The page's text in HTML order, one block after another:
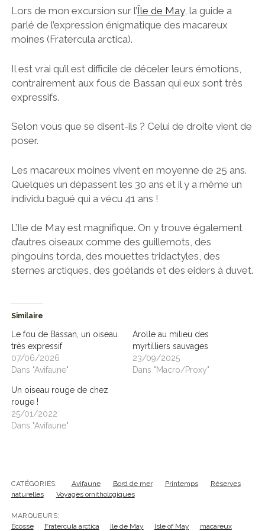
Lors de mon excursion sur l’Île de May, la guide a
parlé de l’expression énigmatique des macareux
moines (Fratercula arctica).
Il est vrai qu’il est difficile de déceler leurs émotions,
contrairement aux fous de Bassan qui eux sont très
expressifs.
Selon vous que se disent-ils ? Celui de droite vient de
poser.
Les macareux moines vivent en moyenne de 25 ans.
Quelques un dépassent les 30 ans et il y a même un
individu bagué qui a vécu 41 ans !
L’Ile de May est magnifique. On y trouve également
d’autres oiseaux comme des guillemots, des
pingouins torda, des mouettes tridactyles, des
sternes arctiques, des goélands et des eiders à duvet.
Similaire
Le fou de Bassan, un oiseau
très expressif
07/06/2026
Dans "Avifaune"
Arolle au milieu des
myrtilliers sauvages
23/09/2025
Dans "Macro/Proxy"
Un oiseau rouge de chez
rouge !
25/01/2022
Dans "Avifaune"
CATÉGORIES: Avifaune Bord de mer Printemps
Réserves
naturelles
Voyages ornithologiques
MARQUEURS:
Écosse
Fratercula arctica Ile de May Isle of May macareux